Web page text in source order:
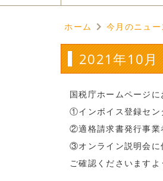
ホーム 今月のニュー
2021年10月
国税庁ホームページ
①インボイス登録セン
②適格請求書発行事業
③オンライン説明会に
ご確認くださいますよ